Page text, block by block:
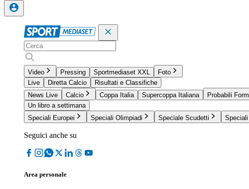
Video Pressing Sportmediaset XXL
Foto
Live
Diretta Calcio
Risultati e Classifiche
News Live
Calcio Coppa Italia Supercoppa Italiana Probabili
Un libro a settimana
Speciali Europei
Speciali Olimpiadi Speciale Scudetti
Seguici anche su
Area personale